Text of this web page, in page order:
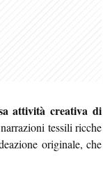
attività creativa di
tessili ricche
originale, che